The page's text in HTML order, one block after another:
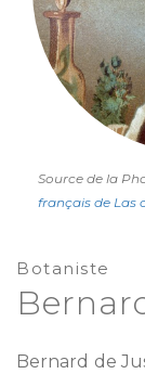
Source de la
français de Las
Botaniste
Bernard de